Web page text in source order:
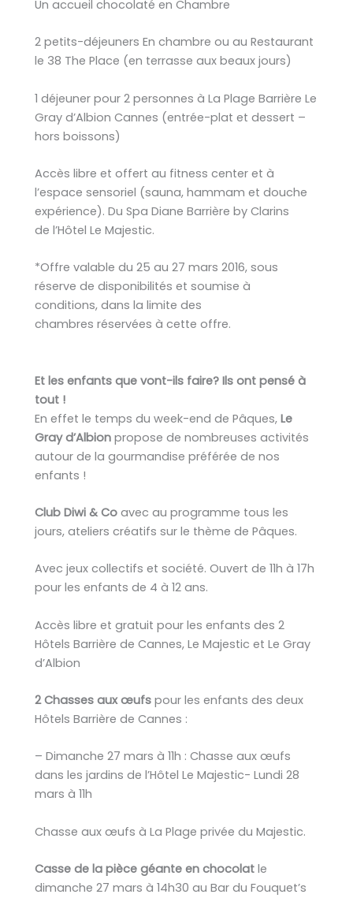
Un accueil chocolaté en Chambre
2 petits-déjeuners En chambre ou au Restaurant
le 38 The Place (en terrasse aux beaux jours)
1 déjeuner pour 2 personnes à La Plage Barrière Le
Gray d’Albion Cannes (entrée-plat et dessert –
hors boissons)
Accès libre et offert au fitness center et à
l’espace sensoriel (sauna, hammam et douche
expérience). Du Spa Diane Barrière by Clarins
de l’Hôtel Le Majestic.
*Offre valable du 25 au 27 mars 2016, sous
réserve de disponibilités et soumise à
conditions, dans la limite des
chambres réservées à cette offre.
Et les enfants que vont-ils faire? Ils ont pensé à
tout !
En effet le temps du week-end de Pâques, Le
Gray d’Albion propose de nombreuses activités
autour de la gourmandise préférée de nos
enfants !
Club Diwi & Co avec au programme tous les
jours, ateliers créatifs sur le thème de Pâques.
Avec jeux collectifs et société. Ouvert de 11h à 17h
pour les enfants de 4 à 12 ans.
Accès libre et gratuit pour les enfants des 2
Hôtels Barrière de Cannes, Le Majestic et Le Gray
d’Albion
2 Chasses aux œufs pour les enfants des deux
Hôtels Barrière de Cannes :
– Dimanche 27 mars à 11h : Chasse aux œufs
dans les jardins de l’Hôtel Le Majestic- Lundi 28
mars à 11h
Chasse aux œufs à La Plage privée du Majestic.
Casse de la pièce géante en chocolat le
dimanche 27 mars à 14h30 au Bar du Fouquet’s